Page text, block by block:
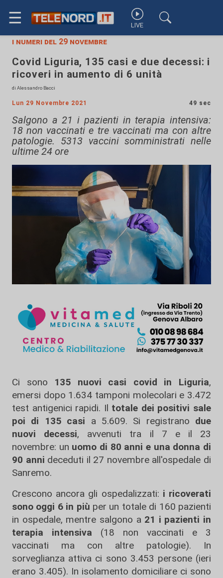
☰ LIVE
i numeri del 29 novembre
Covid Liguria, 135 casi e due decessi: i
ricoveri in aumento di 6 unità
di Alessandro Bacci
Lun 29 Novembre 2021 49 sec
Salgono a 21 i pazienti in terapia intensiva:
18 non vaccinati e tre vaccinati ma con altre
patologie. 5313 vaccini somministrati nelle
ultime 24 ore
Ci sono 135 nuovi casi covid in Liguria,
emersi dopo 1.634 tamponi molecolari e 3.472
test antigenici rapidi. Il totale dei positivi sale
poi di 135 casi a 5.609. Si registrano due
nuovi decessi, avvenuti tra il 7 e il 23
novembre: un uomo di 80 anni e una donna di
90 anni deceduti il 27 novembre all'ospedale di
Sanremo.
Crescono ancora gli ospedalizzati: i ricoverati
sono oggi 6 in più per un totale di 160 pazienti
in ospedale, mentre salgono a 21 i pazienti in
terapia intensiva (18 non vaccinati e 3
vaccinati ma con altre patologie). In
sorveglianza attiva ci sono 3.453 persone (ieri
erano 3.405). In isolamento domiciliare ci sono